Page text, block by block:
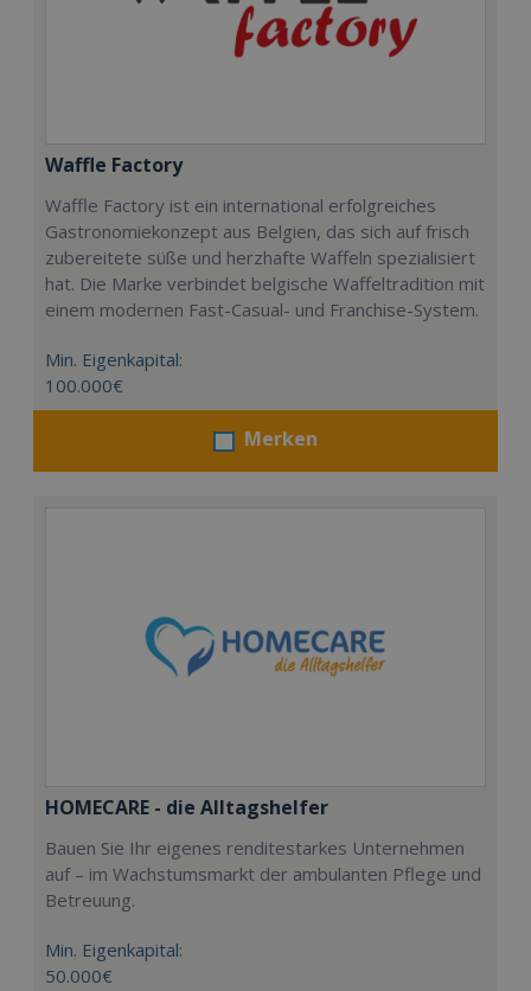
Waffle Factory
Waffle Factory ist ein international erfolgreiches
Gastronomiekonzept aus Belgien, das sich auf frisch
zubereitete süße und herzhafte Waffeln spezialisiert
hat. Die Marke verbindet belgische Waffeltradition mit
einem modernen Fast-Casual- und Franchise-System.
Min. Eigenkapital:
100.000€
Merken
HOMECARE - die Alltagshelfer
Bauen Sie Ihr eigenes renditestarkes Unternehmen
auf – im Wachstumsmarkt der ambulanten Pflege und
Betreuung.
Min. Eigenkapital:
50.000€